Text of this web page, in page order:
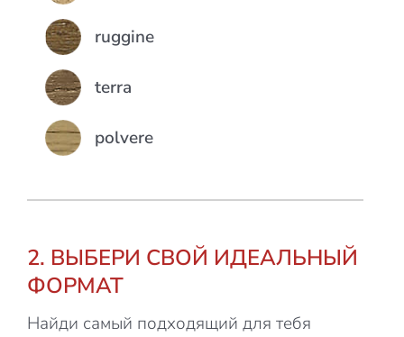
ruggine
terra
polvere
2. ВЫБЕРИ СВОЙ ИДЕАЛЬНЫЙ
ФОРМАТ
Найди самый подходящий для тебя